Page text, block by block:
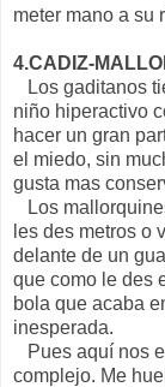
meter mano a su
4.CADIZ-
Los gaditanos
niño hiperactivo
hacer un gran
el miedo, sin
gusta mas
Los
les des metros o
delante de un
que como le des
bola que acaba
inesperada.
Pues aquí nos
complejo. Me